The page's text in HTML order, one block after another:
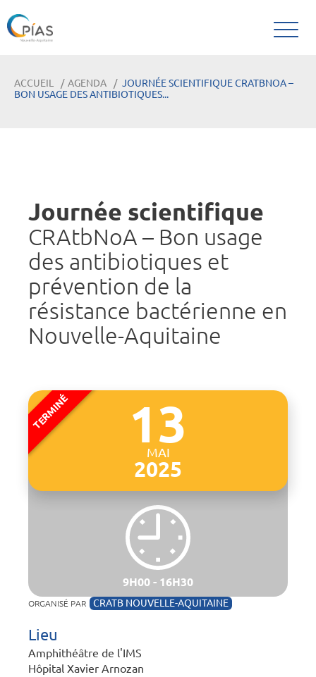
ACCUEIL AGENDA
JOURNÉE SCIENTIFIQUE CRATBNOA –
BON USAGE DES ANTIBIOTIQUES...
Journée scientifique
CRAtbNoA – Bon usage
des antibiotiques et
prévention de la
résistance bactérienne en
Nouvelle-Aquitaine
13
MAI
2025
9H00 - 16H30
ORGANISÉ PAR CRATB NOUVELLE-AQUITAINE
Lieu
Amphithéâtre de l'IMS
Hôpital Xavier Arnozan